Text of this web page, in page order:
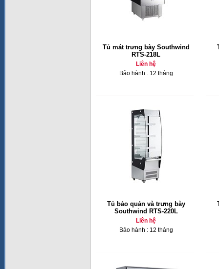
Tủ mát trưng bày Southwind
RTS-218L
Liên hệ
Bảo hành : 12 tháng
Tủ bảo quản và trưng bày
Southwind RTS-220L
Liên hệ
Bảo hành : 12 tháng